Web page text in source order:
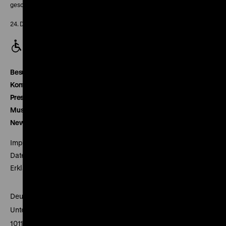
geschlossen
24. Dezember geschlossen
Besucherservice
Kontakt
Presse
Museumsverein
Newsletter
Impressum
Datenschutz
Erklärung digitale Barrierefreiheit
Deutsches Historisches Museum
Unter den Linden 2
10117 Berlin